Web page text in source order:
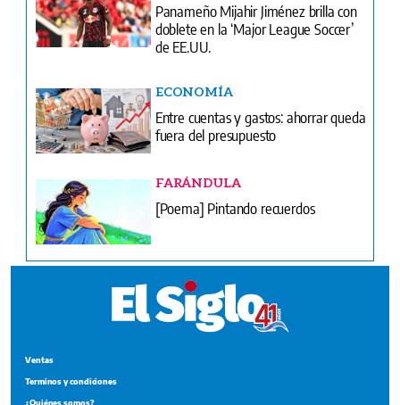
Panameño Mijahir Jiménez brilla con
doblete en la ‘Major League Soccer’
de EE.UU.
ECONOMÍA
Entre cuentas y gastos: ahorrar queda
fuera del presupuesto
FARÁNDULA
[Poema] Pintando recuerdos
Ventas
Terminos y condiciones
¿Quiénes somos?